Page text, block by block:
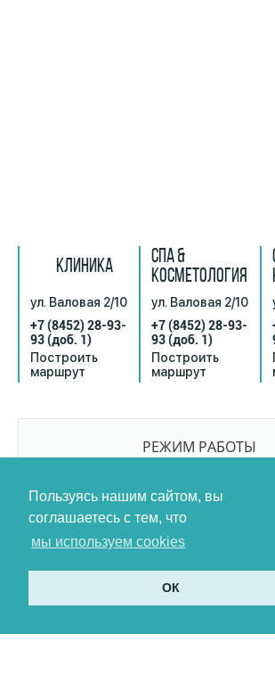
Пользуясь нашим сайтом, вы
соглашаетесь с тем, что
мы используем cookies
ОК
КЛИНИКА
ул. Валовая 2/10
+7 (8452) 28-93-
93(доб. 1)
Построить
маршрут
СПА &
КОСМЕТОЛОГИЯ
ул. Валовая 2/10
+7 (8452) 28-93-
93(доб. 1)
Построить
маршрут
РЕЖИМ РАБОТЫ
БЕЗ ПЕРЕРЫВОВ И